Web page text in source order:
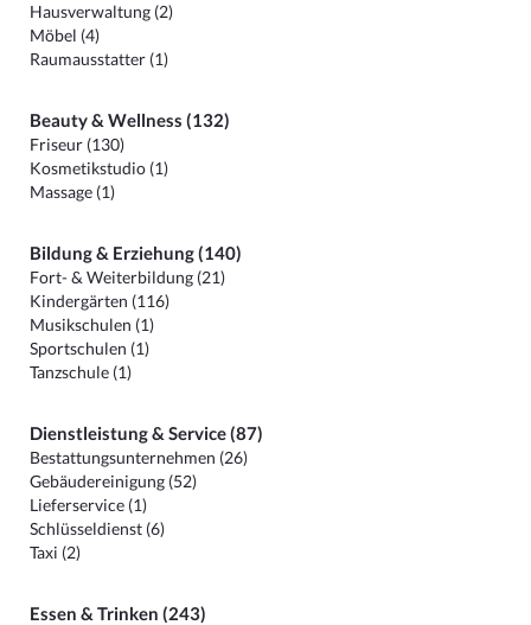
Hausverwaltung (2)
Möbel (4)
Raumausstatter (1)
Beauty & Wellness (132)
Friseur (130)
Kosmetikstudio (1)
Massage (1)
Bildung & Erziehung (140)
Fort- & Weiterbildung (21)
Kindergärten (116)
Musikschulen (1)
Sportschulen (1)
Tanzschule (1)
Dienstleistung & Service (87)
Bestattungsunternehmen (26)
Gebäudereinigung (52)
Lieferservice (1)
Schlüsseldienst (6)
Taxi (2)
Essen & Trinken (243)